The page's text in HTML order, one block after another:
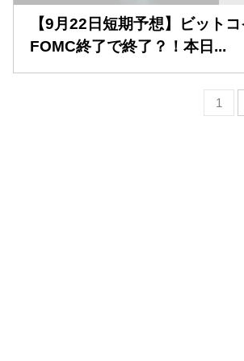
【9月22日短期予想】ビット
FOMC終了で終了？！本日...
1